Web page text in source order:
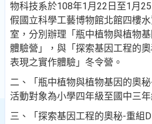
物科技系於108年1月22日至1月
假國立科學工藝博物館北館四樓
室，分別辦理「瓶中植物與植物
體驗營」，與「探索基因工程的
表現之實作體驗」冬令營。
二、「瓶中植物與植物基因的奧
活動對象為小學四年級至國中三年
三、「探索基因工程的奧秘-重組